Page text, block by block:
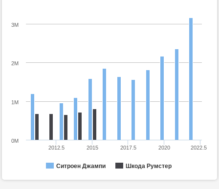
Ситроен Джампи Шкода Румстер
2012.5 2015 2017.5 2020 2022.5
0M
1M
2M
3M